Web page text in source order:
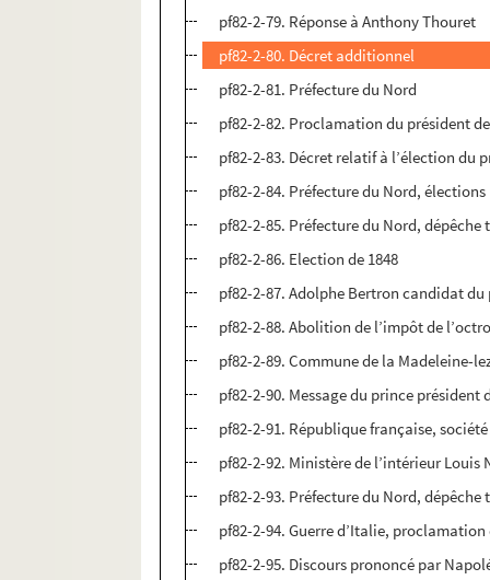
pf82-2-79. Réponse à Anthony Thouret
pf82-2-80. Décret additionnel
pf82-2-81. Préfecture du Nord
pf82-2-82. Proclamation du président
pf82-2-83. Décret relatif à l’élection du
pf82-2-84. Préfecture du Nord,
pf82-2-85. Préfecture du Nord,
pf82-2-86. Election de 1848
pf82-2-87. Adolphe Bertron candidat du
pf82-2-88. Abolition de l’impôt de
pf82-2-89. Commune de la Madeleine-
pf82-2-90. Message du prince
pf82-2-91. République française,
pf82-2-92. Ministère de l’intérieur Louis
pf82-2-93. Préfecture du Nord,
pf82-2-94. Guerre d’Italie,
pf82-2-95. Discours prononcé par